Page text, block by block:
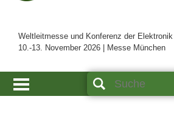
Weltleitmesse und Konferenz der Elektronik
10.-13. November 2026 | Messe München